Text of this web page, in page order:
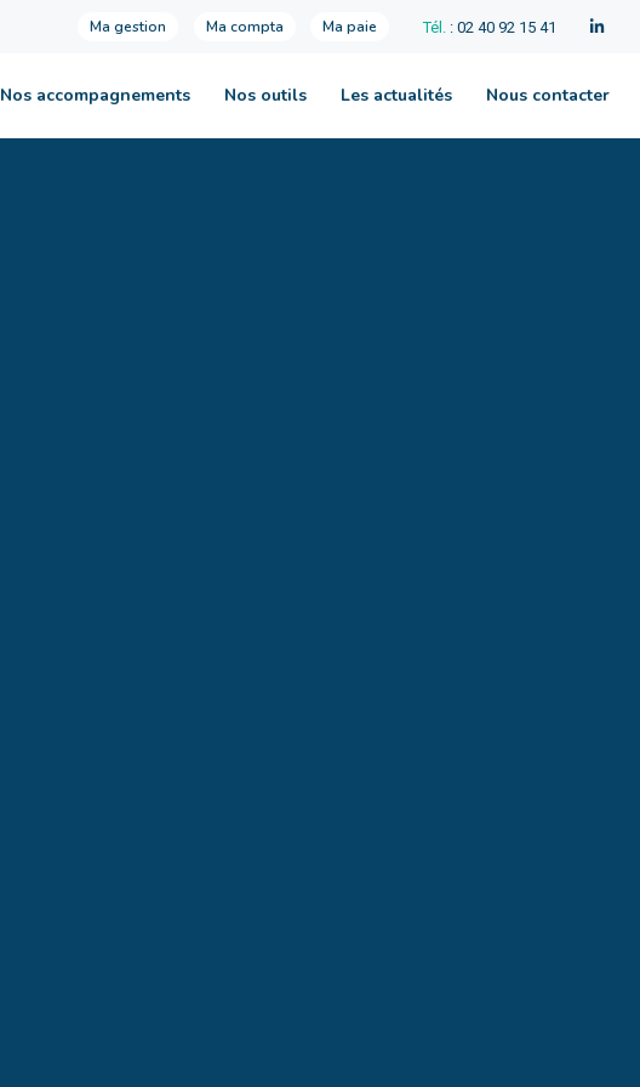
Ma gestion Ma compta Ma paie Tél. : 02 40 92 15 41
Nos accompagnements Nos outils Les actualités Nous contacter